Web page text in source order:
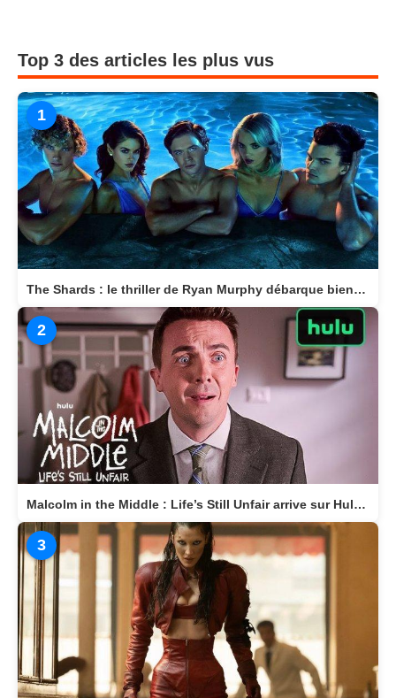
Top 3 des articles les plus vus
1
The Shards : le thriller de Ryan Murphy débarque bientôt sur Disney+
2
Malcolm in the Middle : Life’s Still Unfair arrive sur Hulu le 10 avril 2026
3